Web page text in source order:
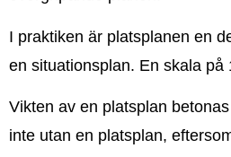
I praktiken är platsplanen en
en situationsplan. En skala
Vikten av en platsplan
inte utan en platsplan,